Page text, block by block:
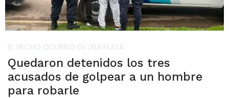
EL HECHO OCURRIÓ EN UNA PLAZA
Quedaron detenidos los tres
acusados de golpear a un hombre
para robarle